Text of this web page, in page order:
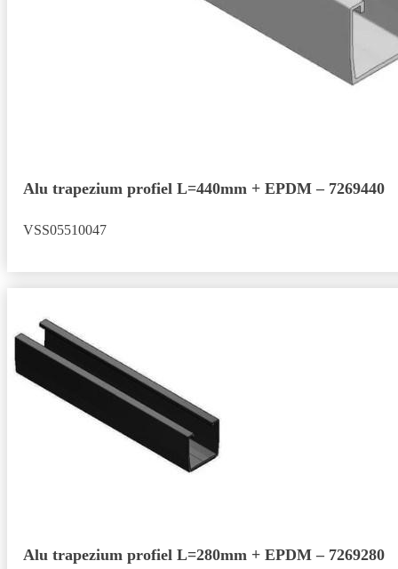
Alu trapezium profiel L=440mm + EPDM – 7269440
VSS05510047
Alu trapezium profiel L=280mm + EPDM – 7269280